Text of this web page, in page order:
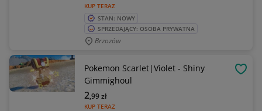
KUP TERAZ
STAN: NOWY
SPRZEDAJĄCY: OSOBA PRYWATNA
Brzozów
Pokemon Scarlet|Violet - Shiny
Gimmighoul
KUP TERAZ
2,99zł